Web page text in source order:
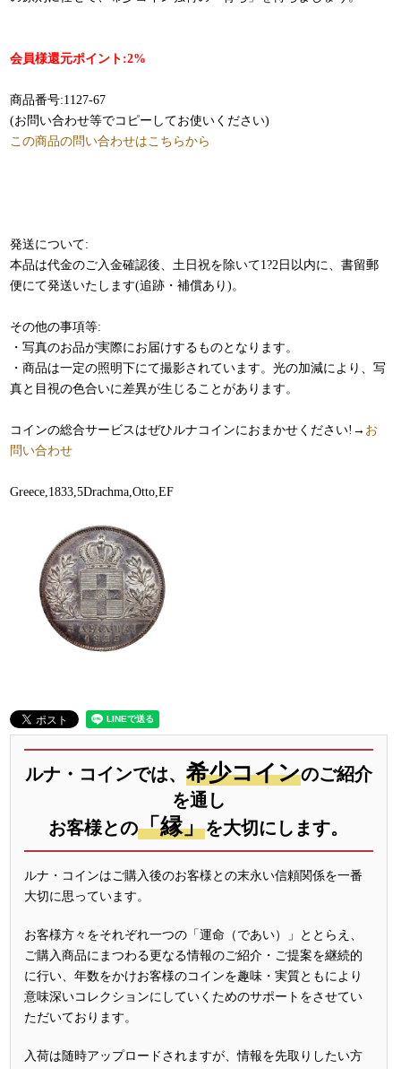
会員様還元ポイント:2%
商品番号:1127-67
(お問い合わせ等でコピーしてお使いください)
この商品の問い合わせはこちらから
発送について:
本品は代金のご入金確認後、土日祝を除いて1?2日以内に、書留郵
便にて発送いたします(追跡・補償あり)。
その他の事項等:
・写真のお品が実際にお届けするものとなります。
・商品は一定の照明下にて撮影されています。光の加減により、写
真と目視の色合いに差異が生じることがあります。
コインの総合サービスはぜひルナコインにおまかせください!→ お
問い合わせ
Greece,1833,5Drachma,Otto,EF
ルナ・コインでは、 希少コインのご紹介
を通し
お客様との「縁」を大切にします。
ルナ・コインはご購入後のお客様との末永い信頼関係を一番
大切に思っています。
お客様方々をそれぞれ一つの「運命（であい）」ととらえ、
ご購入商品にまつわる更なる情報のご紹介・ご提案を継続的
に行い、年数をかけお客様のコインを趣味・実質ともにより
意味深いコレクションにしていくためのサポートをさせてい
ただいております。
入荷は随時アップロードされますが、情報を先取りしたい方